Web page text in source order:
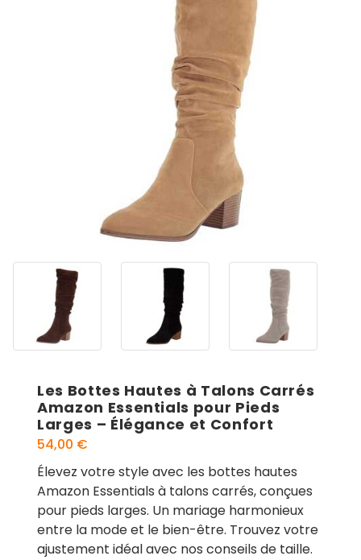
Les Bottes Hautes à Talons Carrés
Amazon Essentials pour Pieds
Larges – Élégance et Confort
54,00 €
Élevez votre style avec les bottes hautes
Amazon Essentials à talons carrés, conçues
pour pieds larges. Un mariage harmonieux
entre la mode et le bien-être. Trouvez votre
ajustement idéal avec nos conseils de taille.